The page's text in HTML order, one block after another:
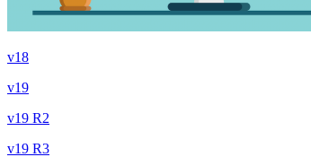
v18
v19
v19 R2
v19 R3